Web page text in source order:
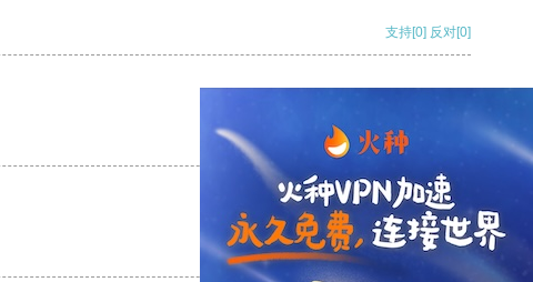
支持[0] 反对[0]
支持
支持 [0] 反对